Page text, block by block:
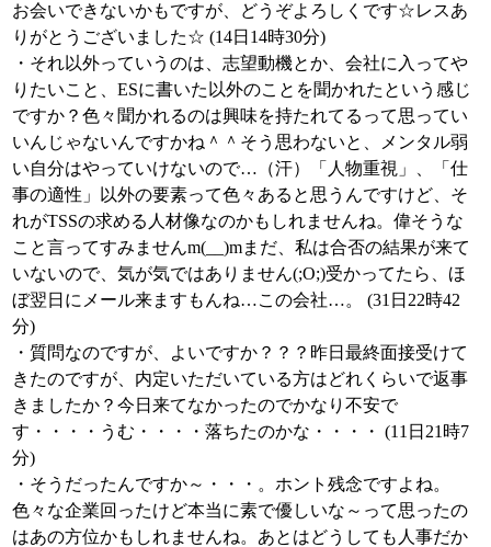
お会いできないかもですが、どうぞよろしくです☆レスあ
りがとうございました☆ (14日14時30分)
・それ以外っていうのは、志望動機とか、会社に入ってや
りたいこと、ESに書いた以外のことを聞かれたという感じ
ですか？色々聞かれるのは興味を持たれてるって思ってい
いんじゃないんですかね＾＾そう思わないと、メンタル弱
い自分はやっていけないので…（汗）「人物重視」、「仕
事の適性」以外の要素って色々あると思うんですけど、そ
れがTSSの求める人材像なのかもしれませんね。偉そうな
こと言ってすみませんm(__)mまだ、私は合否の結果が来て
いないので、気が気ではありません(;O;)受かってたら、ほ
ぼ翌日にメール来ますもんね…この会社…。 (31日22時42
分)
・質問なのですが、よいですか？？？昨日最終面接受けて
きたのですが、内定いただいている方はどれくらいで返事
きましたか？今日来てなかったのでかなり不安で
す・・・・うむ・・・・落ちたのかな・・・・ (11日21時7
分)
・そうだったんですか～・・・。ホント残念ですよね。
色々な企業回ったけど本当に素で優しいな～って思ったの
はあの方位かもしれませんね。あとはどうしても人事だか